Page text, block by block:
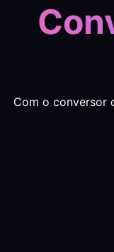
Com o conversor